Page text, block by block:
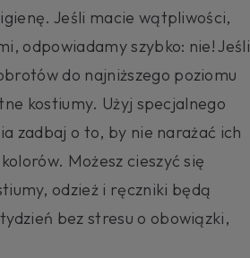
Jeśli macie wątpliwości,
odpowiadamy szybko: nie! Jeśli
do najniższego poziomu
kostiumy. Użyj specjalnego
zadbaj o to, by nie narażać ich
Możesz cieszyć się
odzież i ręczniki będą
bez stresu o obowiązki,